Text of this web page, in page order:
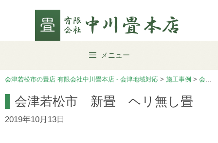
メニュー
会津若松市の畳店 有限会社中川畳本店 - 会津地域対応 > 施工事例 > 会津若松市
会津若松市 新畳 ヘリ無し畳
2019年10月13日